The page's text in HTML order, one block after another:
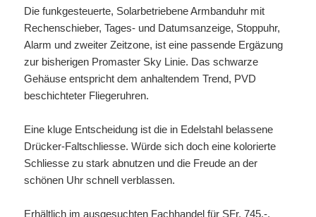
Die funkgesteuerte, Solarbetriebene Armbanduhr mit
Rechenschieber, Tages- und Datumsanzeige, Stoppuhr,
Alarm und zweiter Zeitzone, ist eine passende Ergäzung
zur bisherigen Promaster Sky Linie. Das schwarze
Gehäuse entspricht dem anhaltendem Trend, PVD
beschichteter Fliegeruhren.
Eine kluge Entscheidung ist die in Edelstahl belassene
Drücker-Faltschliesse. Würde sich doch eine kolorierte
Schliesse zu stark abnutzen und die Freude an der
schönen Uhr schnell verblassen.
Erhältlich im ausgesuchten Fachhandel für SFr. 745.-.